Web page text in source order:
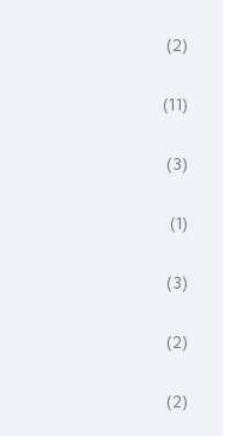
(2)
(11)
(3)
(1)
(3)
(2)
(2)